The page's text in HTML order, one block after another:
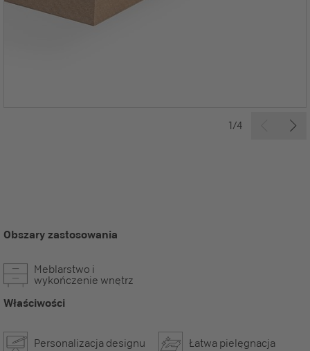
1/4
Obszary zastosowania
Meblarstwo i
wykończenie wnętrz
Właściwości
Personalizacja designu Łatwa pielęgnacja